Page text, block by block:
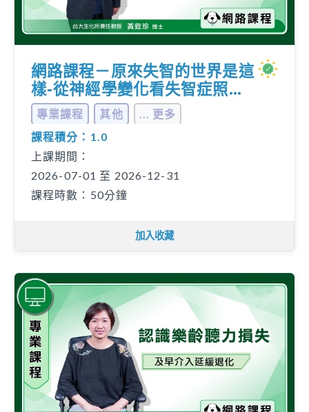
網路課程－原來失智的世界是這
樣-從神經學變化看失智症照顧
及溝通
專業課程 其他
... 更多
課程積分：1.0
上課期間：
2026-07-01 至 2026-12-31
課程時數：50分鐘
加入收藏